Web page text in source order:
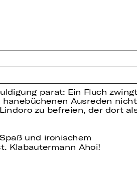
parat: Ein Fluch zwingt
hanebüchenen Ausreden nicht
zu befreien, der dort
und ironischem
Klabautermann Ahoi!